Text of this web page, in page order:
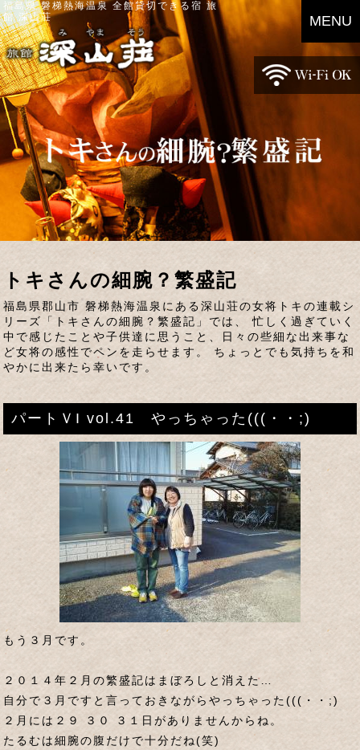
福島県 磐梯熱海温泉 全館貸切できる宿 旅
館 深山荘
トキさんの細腕？繁盛記
福島県郡山市 磐梯熱海温泉にある深山荘の女将トキの連載シ
リーズ「トキさんの細腕？繁盛記」では、 忙しく過ぎていく
中で感じたことや子供達に思うこと、日々の些細な出来事な
ど女将の感性でペンを走らせます。 ちょっとでも気持ちを和
やかに出来たら幸いです。
パートＶI vol.41 やっちゃった(((・・;)
もう３月です。
２０１４年２月の繁盛記はまぼろしと消えた…
自分で３月ですと言っておきながらやっちゃった(((・・;)
２月には２９ ３０ ３１日がありませんからね。
たるむは細腕の腹だけで十分だね(笑)
MENU